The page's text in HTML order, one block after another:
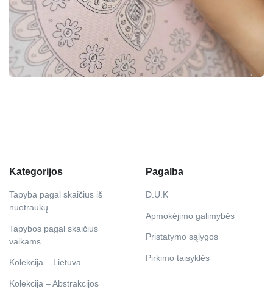
Kategorijos
Tapyba pagal skaičius iš
nuotraukų
Tapybos pagal skaičius
vaikams
Kolekcija – Lietuva
Kolekcija – Abstrakcijos
Pagalba
D.U.K
Apmokėjimo galimybės
Pristatymo sąlygos
Pirkimo taisyklės